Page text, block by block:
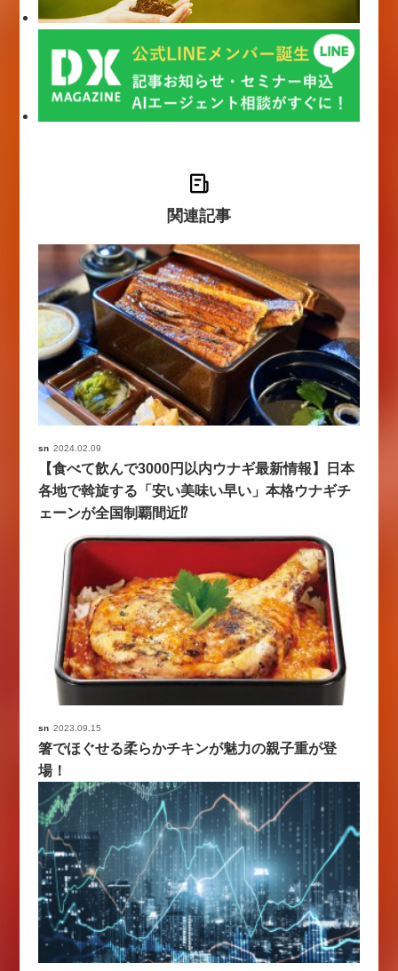
関連記事
sn 2024.02.09
【食べて飲んで3000円以内ウナギ最新情報】日本
各地で斡旋する「安い美味い早い」本格ウナギチ
ェーンが全国制覇間近⁉
sn 2023.09.15
箸でほぐせる柔らかチキンが魅力の親子重が登
場！